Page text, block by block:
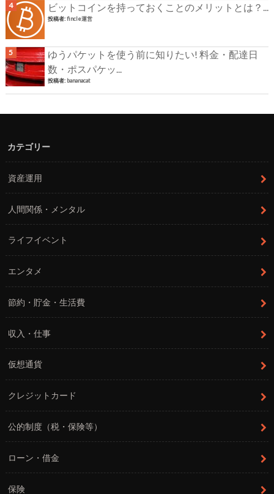
ビットコインを持っておくことのメリットとは？...
投稿者:fincle運営
ゆうパケットを使う前に知りたい! 料金・配達日
数・ポスパケッ...
投稿者: bananacat
カテゴリー
資産運用
人間関係・メンタル
ライフイベント
エンタメ
節約・貯金・生活費
収入・仕事
仮想通貨
クレジットカード
公的制度（税・保険等）
ローン・借金
保険